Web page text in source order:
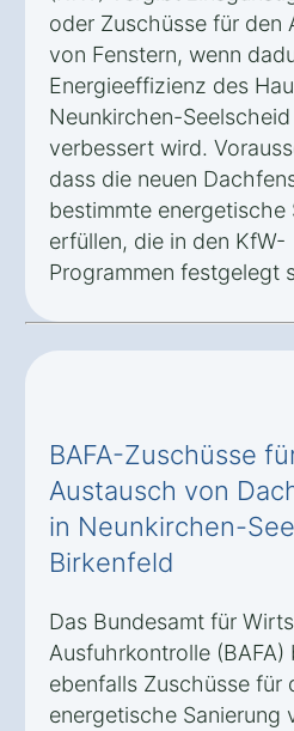
oder Zuschüsse für den
von Fenstern, wenn
Energieeffizienz des
Neunkirchen-
verbessert wird.
dass die neuen
bestimmte energetische
erfüllen, die in den KfW-
Programmen festgelegt
BAFA-Zuschüsse
Austausch von
in Neunkirchen-
Birkenfeld
Das Bundesamt für
Ausfuhrkontrolle (BAFA)
ebenfalls Zuschüsse für
energetische Sanierung